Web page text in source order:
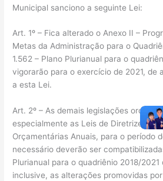
Municipal sanciono a seguinte Lei:
Art. 1º – Fica alterado o Anexo II –
Metas da Administração para o
1.562 – Plano Plurianual para o
vigorarão para o exercício de 2021, de
a esta Lei.
Art. 2º – As demais legislações
especialmente as Leis de Diretrizes
Orçamentárias Anuais, para o período
necessário deverão ser
Plurianual para o quadriênio 2018/2021
inclusive, as alterações promovidas